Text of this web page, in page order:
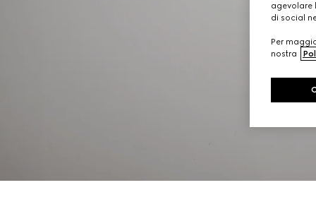
agevolare
di social
Per
nostra